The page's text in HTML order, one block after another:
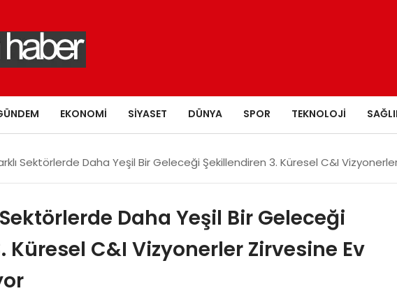
EKONOMI SIYASET DÜNYA SPOR TEKNOLOJI
Sektörlerde Daha Yeşil Bir Geleceği Şekillendiren 3. Küresel C&I
Daha Yeşil Bir Geleceği
Küresel C&I Vizyonerler Zirvesine Ev